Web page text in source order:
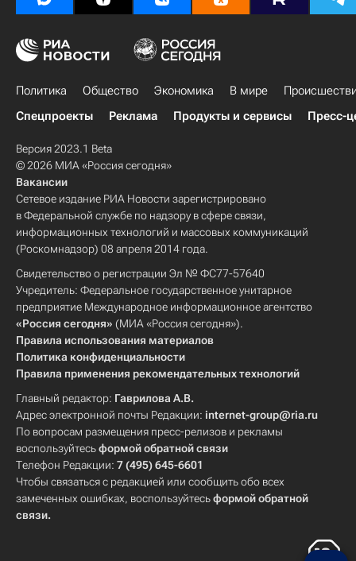
Политика Общество Экономика В мире
Спецпроекты
Реклама Продукты и сервисы Пресс-
Версия 2023.1 Beta
© 2026 МИА «Россия сегодня»
Вакансии
Сетевое издание РИА Новости зарегистрировано
в Федеральной службе по надзору в сфере связи,
информационных технологий и массовых коммуникаций
(Роскомнадзор) 08 апреля 2014 года.
Свидетельство о регистрации Эл № ФС77-57640
Учредитель: Федеральное государственное унитарное
предприятие Международное информационное агентство
«Россия сегодня» (МИА «Россия сегодня»).
Правила использования материалов
Политика конфиденциальности
Правила применения рекомендательных технологий
Главный редактор: Гаврилова А.В.
Адрес электронной почты Редакции: internet-group@ria.ru
По вопросам размещения пресс-релизов и рекламы
воспользуйтесьформой обратной связи
Телефон Редакции: 7 (495) 645-6601
Чтобы связаться с редакцией или сообщить обо всех
замеченных ошибках, воспользуйтесьформой обратной
связи.